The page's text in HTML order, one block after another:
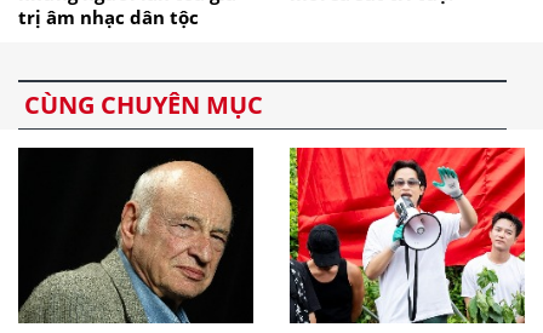
trị âm nhạc dân tộc
CÙNG CHUYÊN MỤC